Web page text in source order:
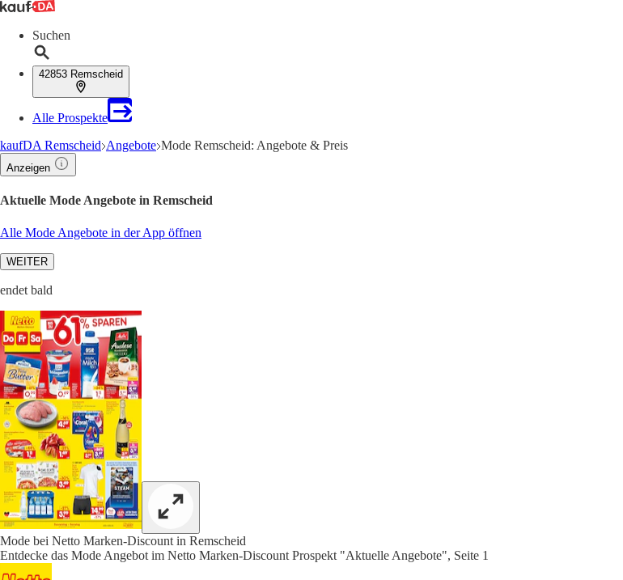
Suchen
42853 Remscheid
Alle Prospekte
kaufDA Remscheid Angebote Mode Remscheid: Angebote & Preis
Anzeigen
Aktuelle Mode Angebote in Remscheid
Alle Mode Angebote in der App öffnen
WEITER
endet bald
Mode bei Netto Marken-Discount in Remscheid
Entdecke das Mode Angebot im Netto Marken-Discount Prospekt "Aktuelle Angebote", Seite 1